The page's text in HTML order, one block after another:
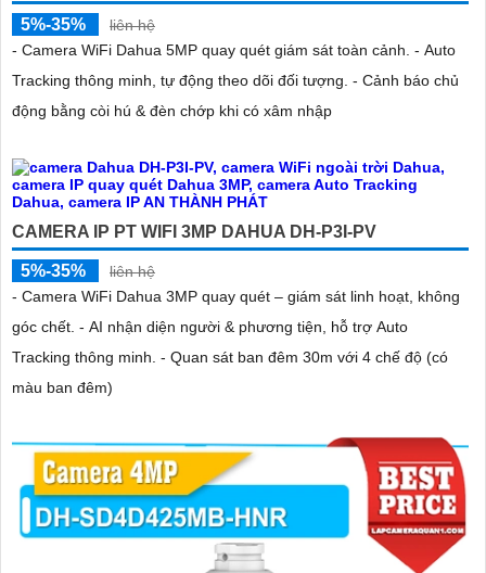
5%-35%
liên hệ
- Camera WiFi Dahua 5MP quay quét giám sát toàn cảnh. - Auto
Tracking thông minh, tự động theo dõi đối tượng. - Cảnh báo chủ
động bằng còi hú & đèn chớp khi có xâm nhập
CAMERA IP PT WIFI 3MP DAHUA DH-P3I-PV
5%-35%
liên hệ
- Camera WiFi Dahua 3MP quay quét – giám sát linh hoạt, không
góc chết. - AI nhận diện người & phương tiện, hỗ trợ Auto
Tracking thông minh. - Quan sát ban đêm 30m với 4 chế độ (có
màu ban đêm)